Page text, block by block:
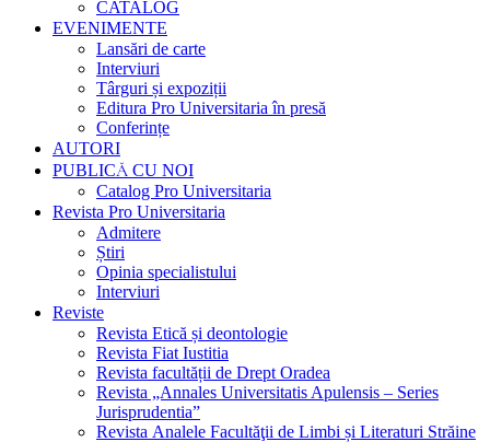
CATALOG
EVENIMENTE
Lansări de carte
Interviuri
Târguri și expoziții
Editura Pro Universitaria în presă
Conferințe
AUTORI
PUBLICĂ CU NOI
Catalog Pro Universitaria
Revista Pro Universitaria
Admitere
Știri
Opinia specialistului
Interviuri
Reviste
Revista Etică și deontologie
Revista Fiat Iustitia
Revista facultății de Drept Oradea
Revista „Annales Universitatis Apulensis – Series
Jurisprudentia”
Revista Analele Facultăţii de Limbi și Literaturi Străine